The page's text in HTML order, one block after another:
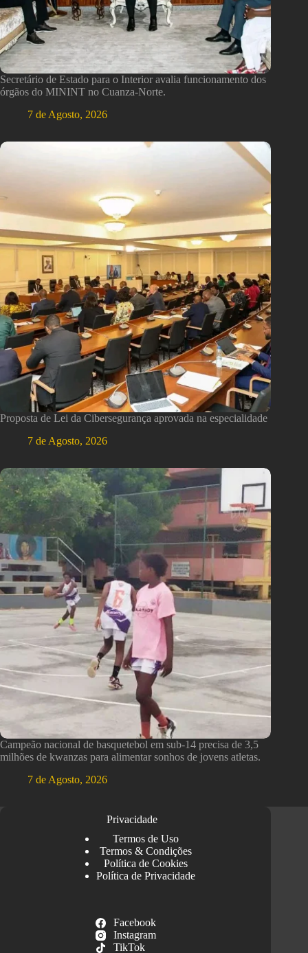
Secretário de Estado para o Interior avalia funcionamento dos
órgãos do MININT no Cuanza-Norte.
7 de Agosto, 2026
Proposta de Lei da Cibersegurança aprovada na especialidade
7 de Agosto, 2026
Campeão nacional de basquetebol em sub-14 precisa de 3,5
milhões de kwanzas para alimentar sonhos de jovens atletas.
7 de Agosto, 2026
Privacidade
Termos de Uso
Termos & Condições
Política de Cookies
Política de Privacidade
Facebook
Instagram
TikTok